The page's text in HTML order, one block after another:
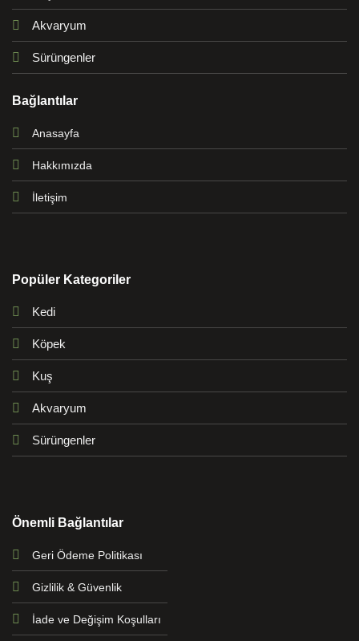
Akvaryum
Sürüngenler
Bağlantılar
Anasayfa
Hakkımızda
İletişim
Popüler Kategoriler
Kedi
Köpek
Kuş
Akvaryum
Sürüngenler
Önemli Bağlantılar
Geri Ödeme Politikası
Gizlilik & Güvenlik
İade ve Değişim Koşulları